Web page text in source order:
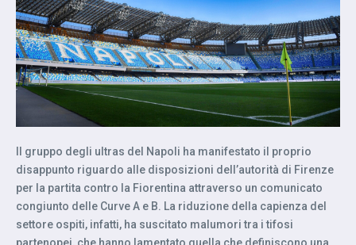
Il gruppo degli ultras del Napoli ha manifestato il proprio
disappunto riguardo alle disposizioni dell’autorità di Firenze
per la partita contro la Fiorentina attraverso un comunicato
congiunto delle Curve A e B. La riduzione della capienza del
settore ospiti, infatti, ha suscitato malumori tra i tifosi